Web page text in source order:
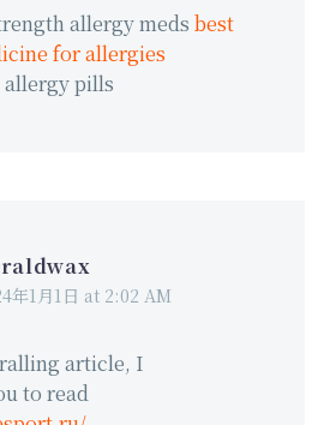
allergy meds best
for allergies
pills
年1月1日 at 2:02 AM
article, I
to read